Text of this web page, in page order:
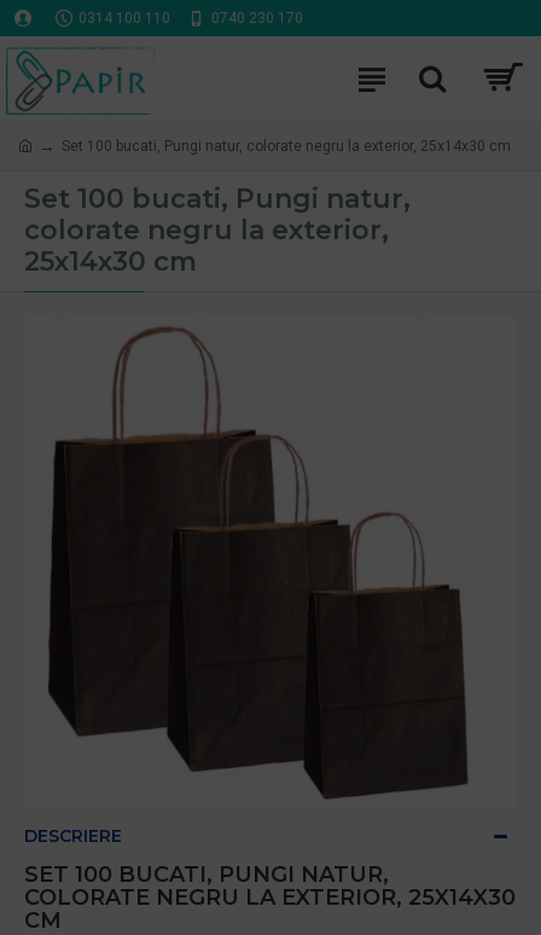
0314 100 110 0740 230 170
Set 100 bucati, Pungi natur, colorate negru la exterior, 25x14x30 cm
Set 100 bucati, Pungi natur,
colorate negru la exterior,
25x14x30 cm
DESCRIERE
SET 100 BUCATI, PUNGI NATUR,
COLORATE NEGRU LA EXTERIOR, 25X14X30
CM